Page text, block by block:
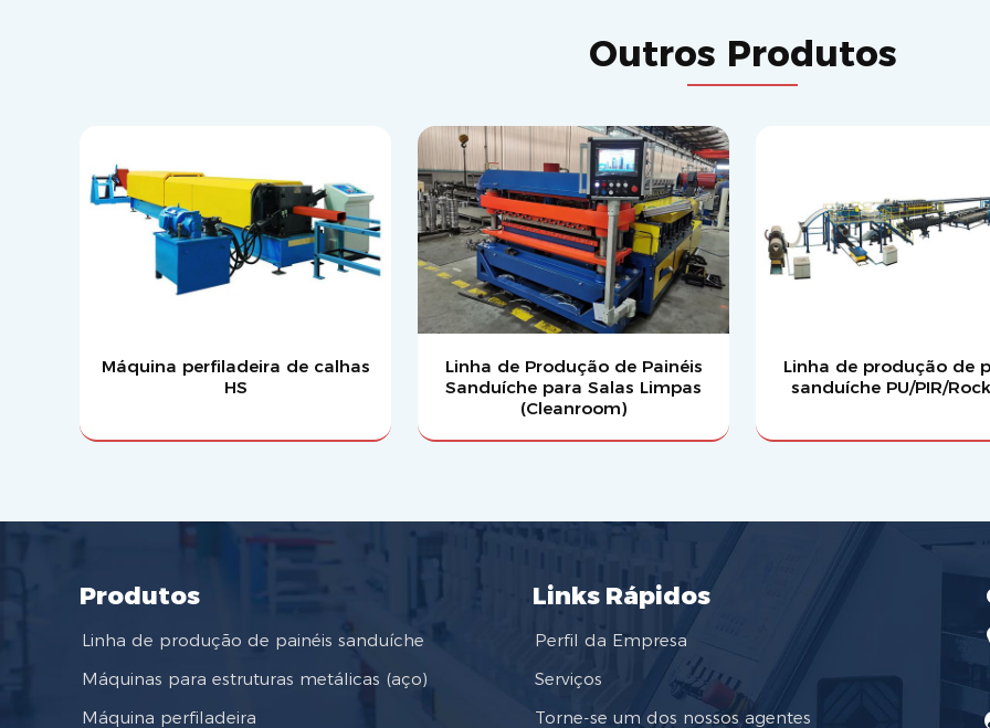
Outros Produtos
Máquina perfiladeira de calhas
HS
Linha de Produção de Painéis
Sanduíche para Salas Limpas
(Cleanroom)
Linha de produção de
sanduíche PU/PIR/
Produtos
Linha de produção de painéis sanduíche
Máquinas para estruturas metálicas (aço)
Máquina perfiladeira
Links Rápidos
Perfil da Empresa
Serviços
Torne-se um dos nossos agentes